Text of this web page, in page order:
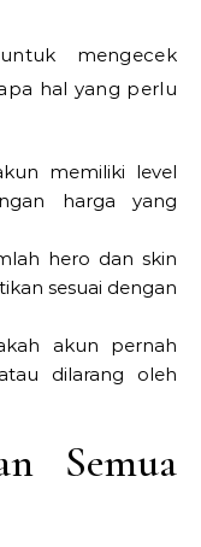
mengecek
hal yang perlu
memiliki level
harga yang
hero dan skin
sesuai dengan
akun pernah
dilarang oleh
Semua